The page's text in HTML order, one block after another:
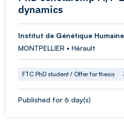
dynamics
Institut de Génétique Humaine
MONTPELLIER • Hérault
FTC PhD student / Offer for thesis
Published for 6 day(s)